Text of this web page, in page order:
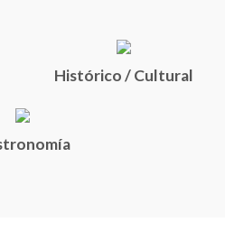
Histórico / Cultural